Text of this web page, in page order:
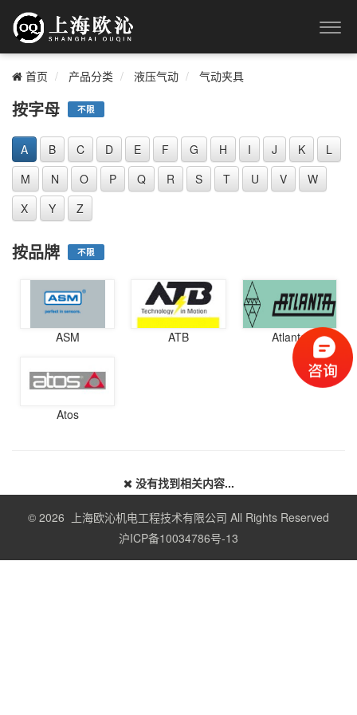
首页 产品分类 液压气动 气动夹具
按字母 不限
A B C D E F G H I J K
L
M
N O P Q R S T U V
W
X
Y Z
按品牌 不限
ASM ATB Atlanta
Atos
没有找到相关内容...
© 2026 上海欧沁机电工程技术有限公司 All Rights Reserved
沪ICP备10034786号-13